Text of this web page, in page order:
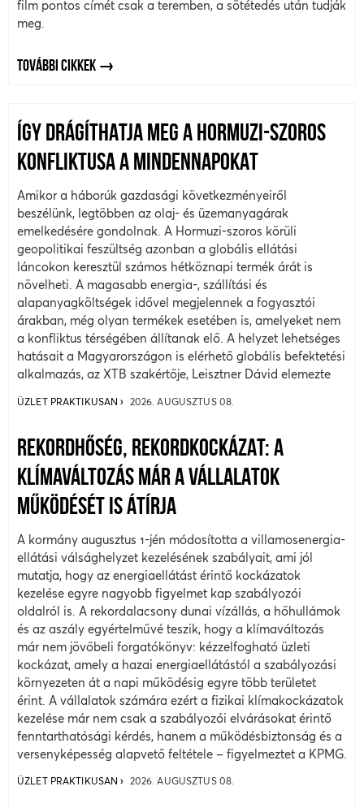
film pontos címét csak a teremben, a sötétedés után tudják
meg.
TOVÁBBI CIKKEK
ÍGY DRÁGÍTHATJA MEG A HORMUZI-SZOROS
KONFLIKTUSA A MINDENNAPOKAT
Amikor a háborúk gazdasági következményeiről
beszélünk, legtöbben az olaj- és üzemanyagárak
emelkedésére gondolnak. A Hormuzi-szoros körüli
geopolitikai feszültség azonban a globális ellátási
láncokon keresztül számos hétköznapi termék árát is
növelheti. A magasabb energia-, szállítási és
alapanyagköltségek idővel megjelennek a fogyasztói
árakban, még olyan termékek esetében is, amelyeket nem
a konfliktus térségében állítanak elő. A helyzet lehetséges
hatásait a Magyarországon is elérhető globális befektetési
alkalmazás, az XTB szakértője, Leisztner Dávid elemezte
ÜZLET PRAKTIKUSAN 2026. AUGUSZTUS 08.
REKORDHŐSÉG, REKORDKOCKÁZAT: A
KLÍMAVÁLTOZÁS MÁR A VÁLLALATOK
MŰKÖDÉSÉT IS ÁTÍRJA
A kormány augusztus 1-jén módosította a villamosenergia-
ellátási válsághelyzet kezelésének szabályait, ami jól
mutatja, hogy az energiaellátást érintő kockázatok
kezelése egyre nagyobb figyelmet kap szabályozói
oldalról is. A rekordalacsony dunai vízállás, a hőhullámok
és az aszály egyértelművé teszik, hogy a klímaváltozás
már nem jövőbeli forgatókönyv: kézzelfogható üzleti
kockázat, amely a hazai energiaellátástól a szabályozási
környezeten át a napi működésig egyre több területet
érint. A vállalatok számára ezért a fizikai klímakockázatok
kezelése már nem csak a szabályozói elvárásokat érintő
fenntarthatósági kérdés, hanem a működésbiztonság és a
versenyképesség alapvető feltétele – figyelmeztet a KPMG.
ÜZLET PRAKTIKUSAN 2026. AUGUSZTUS 08.